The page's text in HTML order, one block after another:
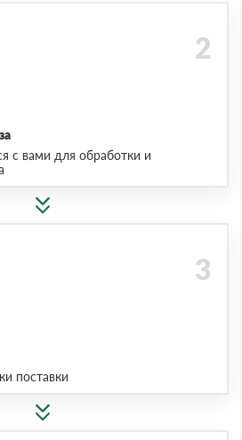
с вами для обработки и
поставки